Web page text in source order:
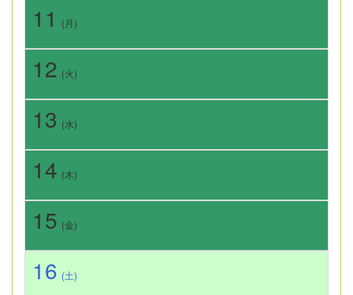
11 (月)
12 (火)
13 (水)
14 (木)
15 (金)
16 (土)